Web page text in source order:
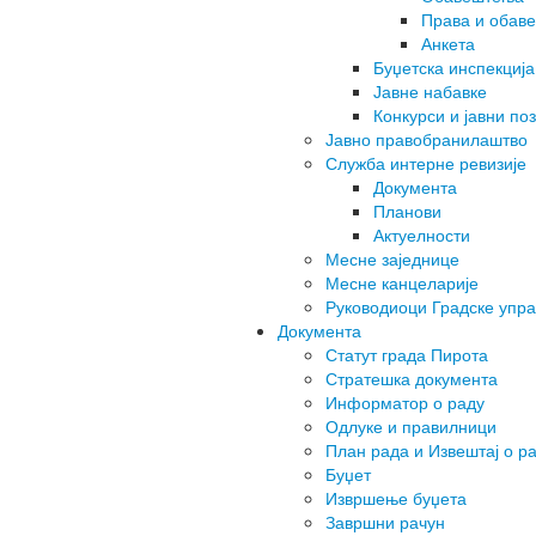
Права и
Анкета
Буџетска инспекција
Јавне набавке
Конкурси и јавни
Јавно правобранилаштво
Служба интерне ревизије
Документа
Планови
Актуелности
Месне заједнице
Месне канцеларије
Руководиоци Градске
Документа
Статут града Пирота
Стратешка документа
Информатор о раду
Одлуке и правилници
План рада и Извештај о
Буџет
Извршење буџета
Завршни рачун